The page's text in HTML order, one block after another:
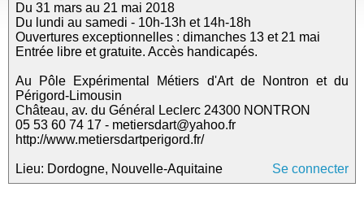
Du 31 mars au 21 mai 2018
Du lundi au samedi - 10h-13h et 14h-18h
Ouvertures exceptionnelles : dimanches 13 et 21 mai
Entrée libre et gratuite. Accès handicapés.
Au Pôle Expérimental Métiers d'Art de Nontron et du
Périgord-Limousin
Château, av. du Général Leclerc 24300 NONTRON
05 53 60 74 17 - metiersdart@yahoo.fr
http://www.metiersdartperigord.fr/
Lieu: Dordogne, Nouvelle-Aquitaine Se connecter